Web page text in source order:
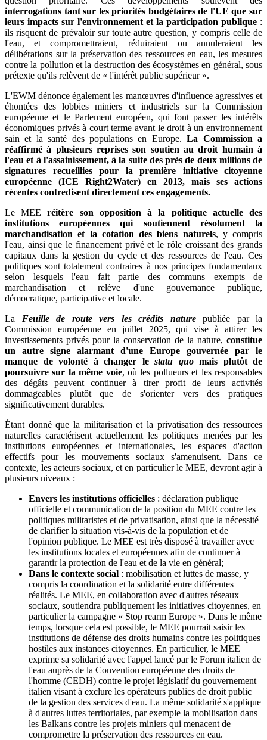
interrogations tant sur les priorités budgétaires de l'UE que sur
leurs impacts sur l'environnement et la participation publique :
ils risquent de prévaloir sur toute autre question, y compris celle de
l'eau, et compromettraient, réduiraient ou annuleraient les
délibérations sur la préservation des ressources en eau, les mesures
contre la pollution et la destruction des écosystèmes en général, sous
prétexte qu'ils relèvent de « l'intérêt public supérieur ».
L'EWM dénonce également les manœuvres d'influence agressives et
éhontées des lobbies miniers et industriels sur la Commission
européenne et le Parlement européen, qui font passer les intérêts
économiques privés à court terme avant le droit à un environnement
sain et la santé des populations en Europe.La Commission a
réaffirmé à plusieurs reprises son soutien au droit humain à
l'eau et à l'assainissement, à la suite des près de deux millions de
signatures recueillies pour la première initiative citoyenne
européenne (ICE Right2Water) en 2013, mais ses actions
récentes contredisent directement ces engagements.
Le MEEréitère son opposition à la politique actuelle des
institutions européennes qui soutiennent résolument la
marchandisation et la cotation des biens naturels, y compris
l'eau, ainsi que le financement privé et le rôle croissant des grands
capitaux dans la gestion du cycle et des ressources de l'eau. Ces
politiques sont totalement contraires à nos principes fondamentaux
selon lesquels l'eau fait partie des communs exempts de
marchandisation et relève d'une gouvernance publique,
démocratique, participative et locale.
La Feuille de route vers les crédits nature
publiée par la
Commission européenne en juillet 2025, qui vise à attirer les
investissements privés pour la conservation de la nature, constitue
un autre signe alarmant d'une Europe gouvernée par le
manque de volonté à changer le statu quomais plutôt de
poursuivre sur la même voie, où les pollueurs et les responsables
des dégâts peuvent continuer à tirer profit de leurs activités
dommageables plutôt que de s'orienter vers des pratiques
significativement durables.
Étant donné que la militarisation et la privatisation des ressources
naturelles caractérisent actuellement les politiques menées par les
institutions européennes et internationales, les espaces d'action
effectifs pour les mouvements sociaux s'amenuisent. Dans ce
contexte, les acteurs sociaux, et en particulier le MEE, devront agir à
plusieurs niveaux :
Envers les institutions officielles : déclaration publique
officielle et communication de la position du MEE contre les
politiques militaristes et de privatisation, ainsi que la nécessité
de clarifier la situation vis-à-vis de la population et de
l'opinion publique. Le MEE est très disposé à travailler avec
les institutions locales et européennes afin de continuer à
garantir la protection de l'eau et de la vie en général;
Dans le contexte social : mobilisation et luttes de masse, y
compris la coordination et la solidarité entre différentes
réalités. Le MEE, en collaboration avec d'autres réseaux
sociaux, soutiendra publiquement les initiatives citoyennes, en
particulier la campagne « Stop rearm Europe ». Dans le même
temps, lorsque cela est possible, le MEE pourrait saisir les
institutions de défense des droits humains contre les politiques
hostiles aux instances citoyennes. En particulier, le MEE
exprime sa solidarité avec l'appel lancé par le Forum italien de
l'eau auprès de la Convention européenne des droits de
l'homme (CEDH) contre le projet législatif du gouvernement
italien visant à exclure les opérateurs publics de droit public
de la gestion des services d'eau. La même solidarité s'applique
à d'autres luttes territoriales, par exemple la mobilisation dans
les Balkans contre les projets miniers qui menacent de
compromettre la préservation des ressources en eau.